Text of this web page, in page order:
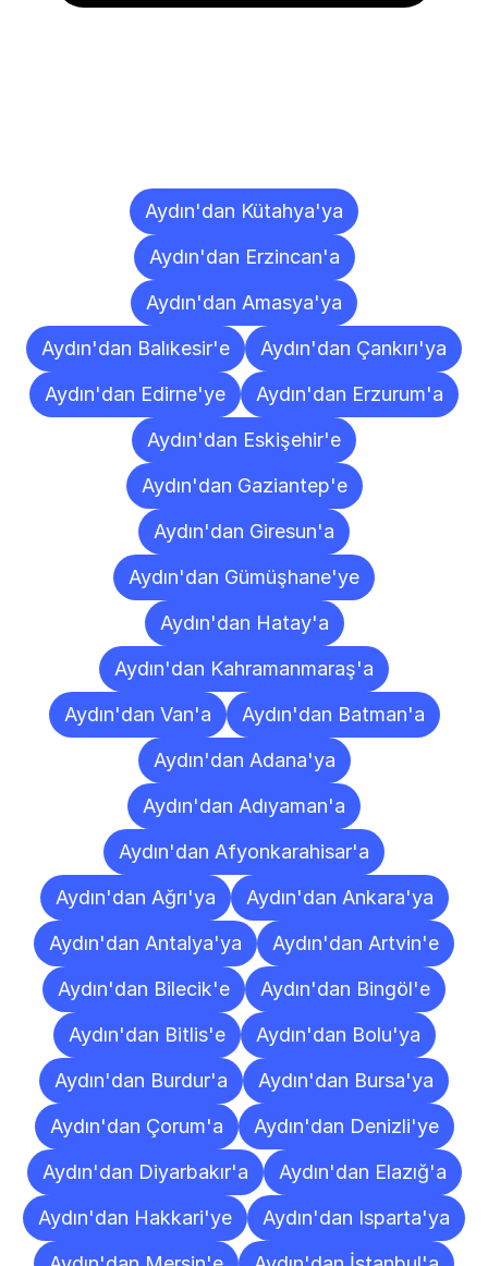
Aydın'dan Kütahya'ya
Aydın'dan Erzincan'a
Aydın'dan Amasya'ya
Aydın'dan Balıkesir'e
Aydın'dan Çankırı'ya
Aydın'dan Edirne'ye
Aydın'dan Erzurum'a
Aydın'dan Eskişehir'e
Aydın'dan Gaziantep'e
Aydın'dan Giresun'a
Aydın'dan Gümüşhane'ye
Aydın'dan Hatay'a
Aydın'dan Kahramanmaraş'a
Aydın'dan Van'a
Aydın'dan Batman'a
Aydın'dan Adana'ya
Aydın'dan Adıyaman'a
Aydın'dan Afyonkarahisar'a
Aydın'dan Ağrı'ya
Aydın'dan Ankara'ya
Aydın'dan Antalya'ya
Aydın'dan Artvin'e
Aydın'dan Bilecik'e
Aydın'dan Bingöl'e
Aydın'dan Bitlis'e
Aydın'dan Bolu'ya
Aydın'dan Burdur'a
Aydın'dan Bursa'ya
Aydın'dan Çorum'a
Aydın'dan Denizli'ye
Aydın'dan Diyarbakır'a
Aydın'dan Elazığ'a
Aydın'dan Hakkari'ye
Aydın'dan Isparta'ya